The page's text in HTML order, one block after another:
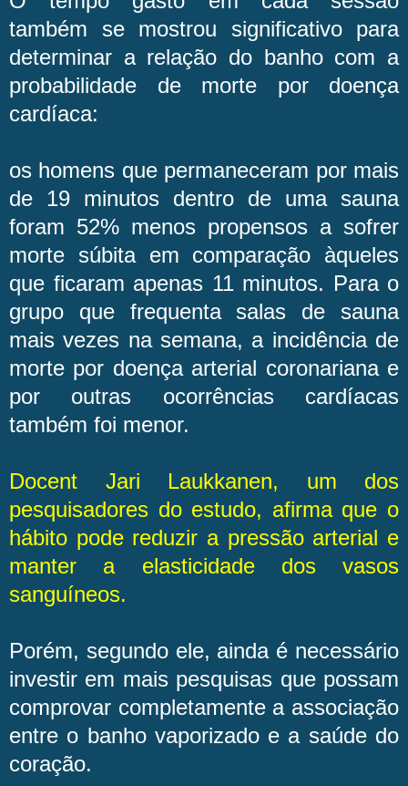
também se mostrou significativo para
determinar a relação do banho com a
probabilidade de morte por doença
cardíaca:
os homens que permaneceram por mais
de 19 minutos dentro de uma sauna
foram 52% menos propensos a sofrer
morte súbita em comparação àqueles
que ficaram apenas 11 minutos. Para o
grupo que frequenta salas de sauna
mais vezes na semana, a incidência de
morte por doença arterial coronariana e
por outras ocorrências cardíacas
também foi menor.
Docent Jari Laukkanen, um dos
pesquisadores do estudo, afirma que o
hábito pode reduzir a pressão arterial e
manter a elasticidade dos vasos
sanguíneos.
Porém, segundo ele, ainda é necessário
investir em mais pesquisas que possam
comprovar completamente a associação
entre o banho vaporizado e a saúde do
coração.